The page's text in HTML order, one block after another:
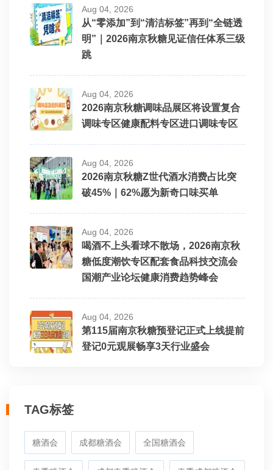
Aug 04, 2026
从“零添加”到“清洁标签”再到“全链透
明”｜2026南京秋糖见证信任体系三级
跳
Aug 04, 2026
2026南京秋糖调味品展区将设置复合
调味专区健康配料专区进口调味专区
Aug 04, 2026
2026南京秋糖Z世代酒水消费占比突
破45%｜62%愿为新奇口味买单
Aug 04, 2026
喝酒不上头看球不散场，2026南京秋
糖低度潮饮专区配套食品科技交流会
国潮产业论坛健康消费趋势峰会
Aug 04, 2026
第115届南京秋糖预登记正式上线提前
登记0元观展畅享3天行业盛会
TAG标签
糖酒会 成都糖酒会 全国糖酒会